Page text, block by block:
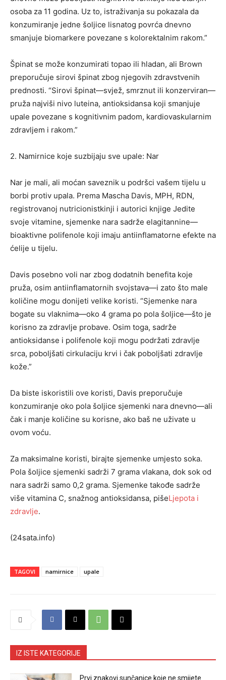
osoba za 11 godina. Uz to, istraživanja su pokazala da
konzumiranje jedne šoljice lisnatog povrća dnevno
smanjuje biomarkere povezane s kolorektalnim rakom.”
Špinat se može konzumirati topao ili hladan, ali Brown
preporučuje sirovi špinat zbog njegovih zdravstvenih
prednosti. “Sirovi špinat—svjež, smrznut ili konzerviran—
pruža najviši nivo luteina, antioksidansa koji smanjuje
upale povezane s kognitivnim padom, kardiovaskularnim
zdravljem i rakom.”
2. Namirnice koje suzbijaju sve upale: Nar
Nar je mali, ali moćan saveznik u podršci vašem tijelu u
borbi protiv upala. Prema Mascha Davis, MPH, RDN,
registrovanoj nutricionistkinji i autorici knjige Jedite
svoje vitamine, sjemenke nara sadrže elagitannine—
bioaktivne polifenole koji imaju antiinflamatorne efekte na
ćelije u tijelu.
Davis posebno voli nar zbog dodatnih benefita koje
pruža, osim antiinflamatornih svojstava—i zato što male
količine mogu donijeti velike koristi. “Sjemenke nara
bogate su vlaknima—oko 4 grama po pola šoljice—što je
korisno za zdravlje probave. Osim toga, sadrže
antioksidanse i polifenole koji mogu podržati zdravlje
srca, poboljšati cirkulaciju krvi i čak poboljšati zdravlje
kože.”
Da biste iskoristili ove koristi, Davis preporučuje
konzumiranje oko pola šoljice sjemenki nara dnevno—ali
čak i manje količine su korisne, ako baš ne uživate u
ovom voću.
Za maksimalne koristi, birajte sjemenke umjesto soka.
Pola šoljice sjemenki sadrži 7 grama vlakana, dok sok od
nara sadrži samo 0,2 grama. Sjemenke takođe sadrže
više vitamina C, snažnog antioksidansa, pišeLjepota i
zdravlje.
(24sata.info)
TAGOVI namirnice upale
IZ ISTE KATEGORIJE
Prvi znakovi sunčanice koje ne smijete